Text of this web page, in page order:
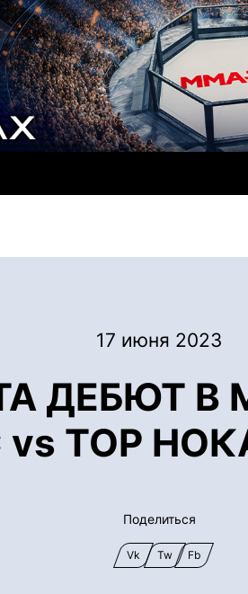
17 июня 2023
ДЕБЮТ В
vs ТОР
Поделиться
Vk Tw Fb